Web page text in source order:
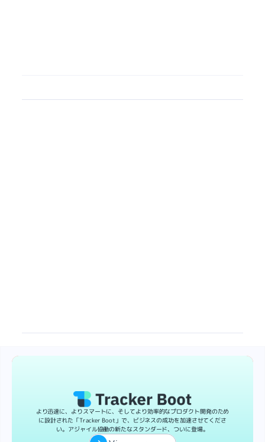
より迅速に、よりスマートに、そしてより効率的なプロダクト開発のため
に設計された「Tracker Boot」で、ビジネスの成功を加速させてくださ
い。アジャイル協働の新たなスタンダード、ついに登場。